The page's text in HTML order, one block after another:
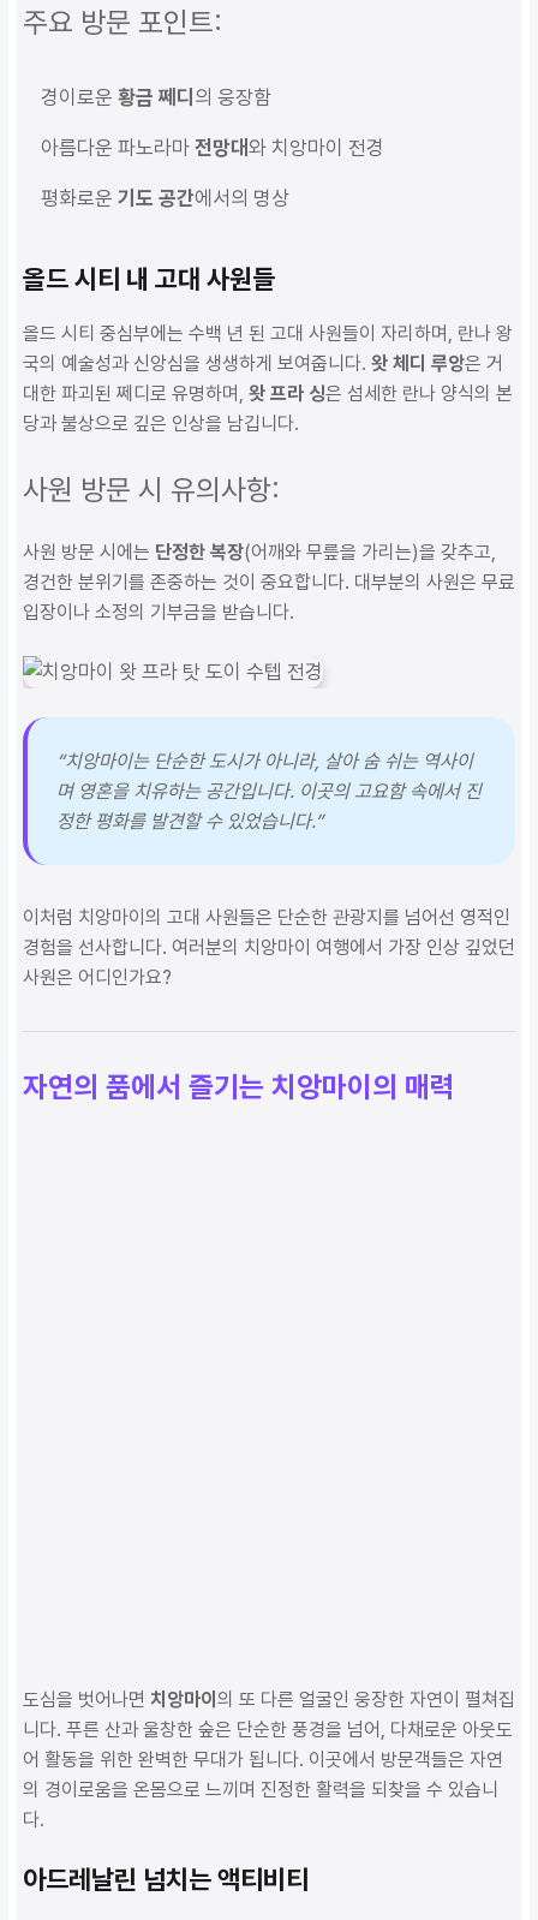
주요 방문 포인트:
경이로운 황금 쩨디 의 웅장함
아름다운 파노라마 전망대와 치앙마이 전경
평화로운 기도 공간에서의 명상
올드 시티 내 고대 사원들
올드 시티 중심부에는 수백 년 된 고대 사원들이 자리하며, 란나 왕
국의 예술성과 신앙심을 생생하게 보여줍니다. 왓 체디 루앙은 거
대한 파괴된 쩨디로 유명하며, 왓 프라 싱은 섬세한 란나 양식의 본
당과 불상으로 깊은 인상을 남깁니다.
사원 방문 시 유의사항:
사원 방문 시에는 단정한 복장(어깨와 무릎을 가리는)을 갖추고,
경건한 분위기를 존중하는 것이 중요합니다. 대부분의 사원은 무료
입장이나 소정의 기부금을 받습니다.
“치앙마이는 단순한 도시가 아니라, 살아 숨 쉬는 역사이
며 영혼을 치유하는 공간입니다. 이곳의 고요함 속에서 진
정한 평화를 발견할 수 있었습니다.”
이처럼 치앙마이의 고대 사원들은 단순한 관광지를 넘어선 영적인
경험을 선사합니다. 여러분의 치앙마이 여행에서 가장 인상 깊었던
사원은 어디인가요?
자연의 품에서 즐기는 치앙마이의 매력
도심을 벗어나면 치앙마이 의 또 다른 얼굴인 웅장한 자연이 펼쳐집
니다. 푸른 산과 울창한 숲은 단순한 풍경을 넘어, 다채로운 아웃도
어 활동을 위한 완벽한 무대가 됩니다. 이곳에서 방문객들은 자연
의 경이로움을 온몸으로 느끼며 진정한 활력을 되찾을 수 있습니
다.
아드레날린 넘치는 액티비티